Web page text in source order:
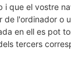
i que el vostre
de l'ordinador o
en ell es pot
tercers